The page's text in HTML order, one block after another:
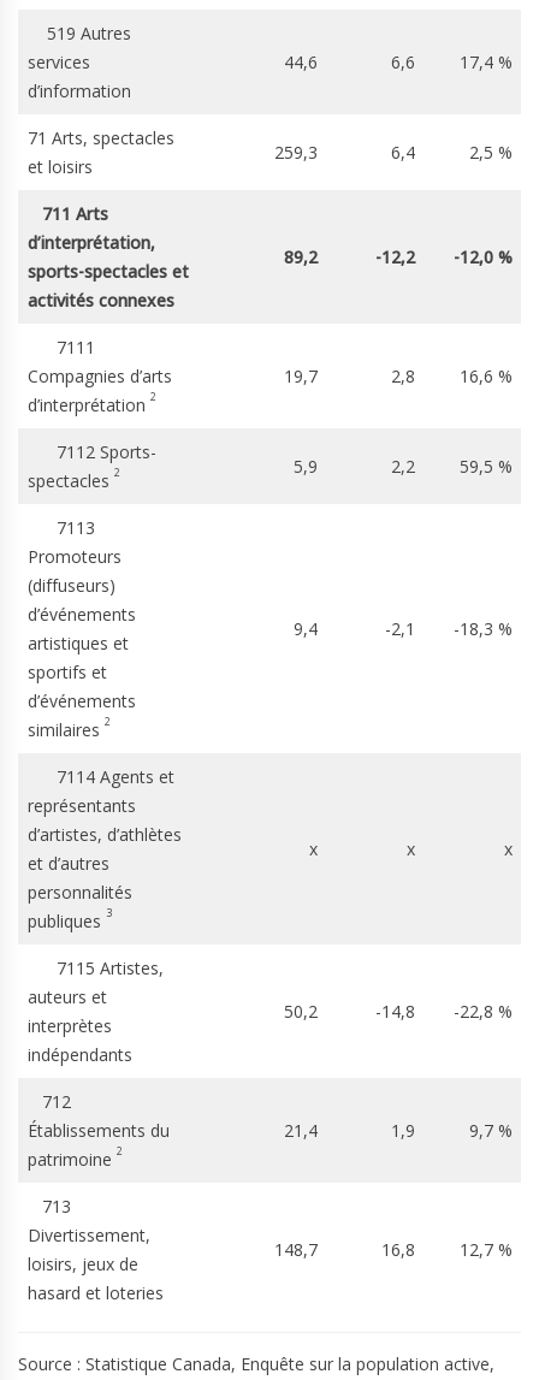
519 Autres
services
d’information
44,6 6,6 17,4 %
71 Arts, spectacles
et loisirs
259,3 6,4 2,5 %
711 Arts
d’interprétation,
sports-spectacles et
activités connexes
89,2 -12,2 -12,0 %
7111
Compagnies d’arts
d’interprétation 2
19,7 2,8 16,6 %
7112 Sports-
spectacles 2 5,9 2,2 59,5 %
7113
Promoteurs
(diffuseurs)
d’événements
artistiques et
sportifs et
d’événements
similaires 2
9,4 -2,1 -18,3 %
7114 Agents et
représentants
d’artistes, d’athlètes
et d’autres
personnalités
publiques 3
x x x
7115 Artistes,
auteurs et
interprètes
indépendants
50,2 -14,8 -22,8 %
712
Établissements du
patrimoine 2
21,4 1,9 9,7 %
713
Divertissement,
loisirs, jeux de
hasard et loteries
148,7 16,8 12,7 %
Source : Statistique Canada, Enquête sur la population active,